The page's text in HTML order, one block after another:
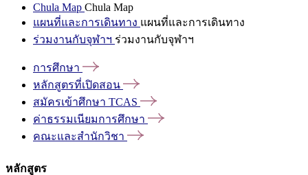
Chula Map Chula Map
แผนที่และการเดินทาง แผนที่และการเดินทาง
ร่วมงานกับจุฬาฯ ร่วมงานกับจุฬาฯ
การศึกษา
หลักสูตรที่เปิดสอน
สมัครเข้าศึกษา TCAS
ค่าธรรมเนียมการศึกษา
คณะและสำนักวิชา
หลักสูตร